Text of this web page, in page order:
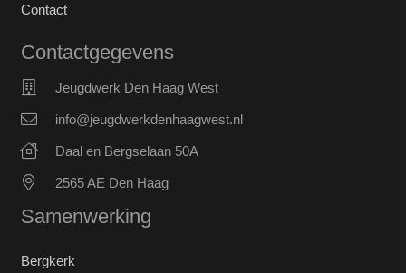
Contact
Contactgegevens
Jeugdwerk Den Haag West
info@jeugdwerkdenhaagwest.nl
Daal en Bergselaan 50A
2565 AE Den Haag
Samenwerking
Bergkerk